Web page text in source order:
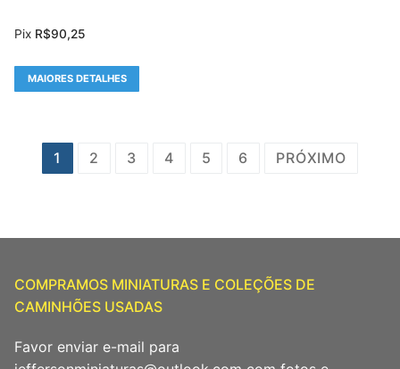
Pix R$90,25
MAIORES DETALHES
Paginação
1 2 3 4 5 6 PRÓXIMO
COMPRAMOS MINIATURAS E COLEÇÕES DE
CAMINHÕES USADAS
Favor enviar e-mail para